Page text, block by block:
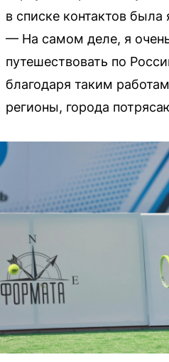
в списке контактов
— На самом деле, я
путешествовать по
благодаря таким
регионы, города